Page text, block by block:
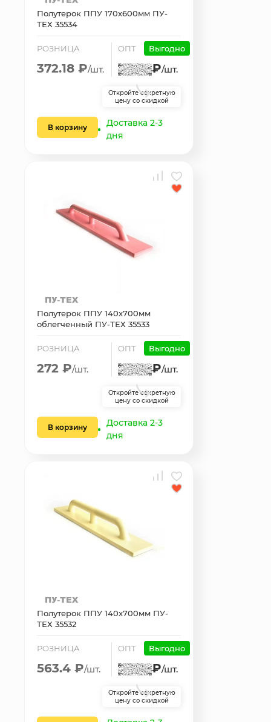
Полутерок ППУ 170х600мм ПУ-
ТЕХ 35534
РОЗНИЦА
372.18 ₽/шт.
ОПТ Выгодно
₽/шт.
Откройте секретную
цену со скидкой
В корзину
Доставка 2-3
дня
Полутерок ППУ 140х700мм
облегченный ПУ-ТЕХ 35533
РОЗНИЦА
272 ₽/шт.
ОПТ Выгодно
₽/шт.
Откройте секретную
цену со скидкой
В корзину
Доставка 2-3
дня
Полутерок ППУ 140х700мм ПУ-
ТЕХ 35532
РОЗНИЦА
563.4 ₽/шт.
ОПТ Выгодно
₽/шт.
Откройте секретную
цену со скидкой